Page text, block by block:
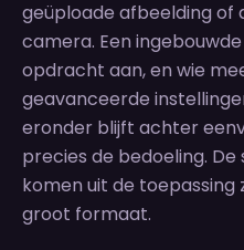
geüploade afbeelding
camera. Een
opdracht aan, en wie
geavanceerde
eronder blijft achter
precies de bedoeling.
komen uit de toepassing
groot formaat.